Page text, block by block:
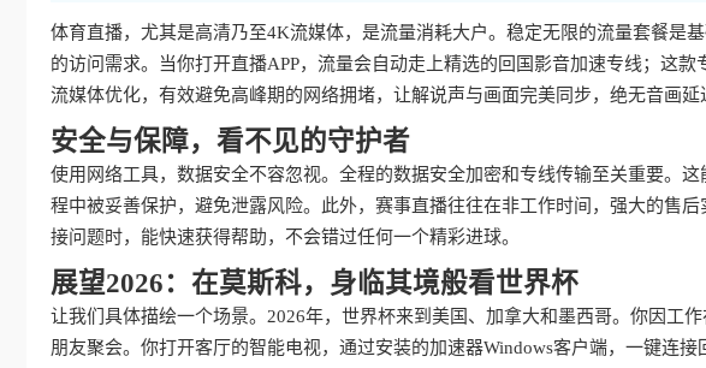
体育直播，尤其是高清乃至4K流媒体，是流量消耗大户。稳定无限的流量套餐是
的访问需求。当你打开直播APP，流量会自动走上精选的回国影音加速专线；这
流媒体优化，有效避免高峰期的网络拥堵，让解说声与画面完美同步，绝无音画延
安全与保障，看不见的守护者
使用网络工具，数据安全不容忽视。全程的数据安全加密和专线传输至关重要。
程中被妥善保护，避免泄露风险。此外，赛事直播往往在非工作时间，强大的售
接问题时，能快速获得帮助，不会错过任何一个精彩进球。
展望2026：在莫斯科，身临其境般看世界杯
让我们具体描绘一个场景。2026年，世界杯来到美国、加拿大和墨西哥。你因工
朋友聚会。你打开客厅的智能电视，通过安装的加速器Windows客户端，一键连